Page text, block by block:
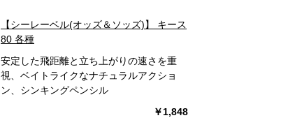
【シーレーベル(オッズ＆ソッズ)】 キース
80 各種
安定した飛距離と立ち上がりの速さを重
視、ベイトライクなナチュラルアクショ
ン、シンキングペンシル
￥1,848